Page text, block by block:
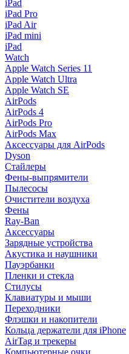
iPad
iPad Pro
iPad Air
iPad mini
iPad
Watch
Apple Watch Series 11
Apple Watch Ultra
Apple Watch SE
AirPods
AirPods 4
AirPods Pro
AirPods Max
Аксессуары для AirPods
Dyson
Стайлеры
Фены-выпрямители
Пылесосы
Очистители воздуха
Фены
Ray-Ban
Аксессуары
Зарядные устройства
Акустика и наушники
Пауэрбанки
Пленки и стекла
Стилусы
Клавиатуры и мыши
Переходники
Флэшки и накопители
Кольца держатели для iPhone
AirTag и трекеры
Компьютерные очки